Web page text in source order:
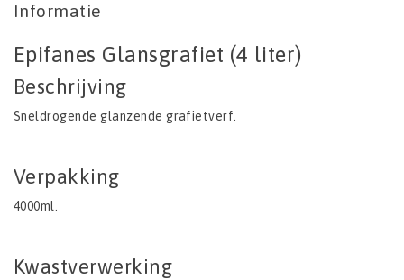
Informatie
Epifanes Glansgrafiet (4 liter)
Beschrijving
Sneldrogende glanzende grafietverf.
Verpakking
4000ml.
Kwastverwerking